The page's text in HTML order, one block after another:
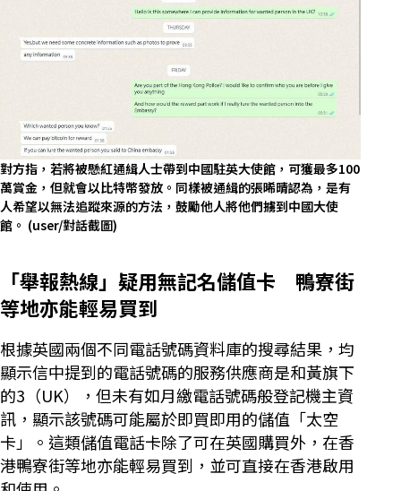
對方指，若將被懸紅通緝人士帶到中國駐英大使館，可獲最多100
萬賞金，但就會以比特幣發放。同樣被通緝的張晞晴認為，是有
人希望以無法追蹤來源的方法，鼓勵他人將他們擄到中國大使
館。 (user/對話截圖)
「舉報熱線」疑用無記名儲值卡 鴨寮街
等地亦能輕易買到
根據英國兩個不同電話號碼資料庫的搜尋結果，均
顯示信中提到的電話號碼的服務供應商是和黃旗下
的3（UK），但未有如月繳電話號碼般登記機主資
訊，顯示該號碼可能屬於即買即用的儲值「太空
卡」。這類儲值電話卡除了可在英國購買外，在香
港鴨寮街等地亦能輕易買到，並可直接在香港啟用